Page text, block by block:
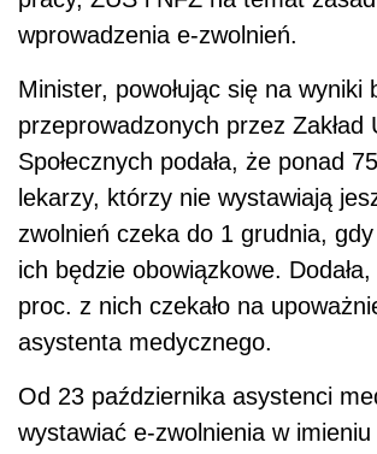
wprowadzenia e-zwolnień.
Minister, powołując się na wyniki
przeprowadzonych przez Zakład
Społecznych podała, że ponad
lekarzy, którzy nie wystawiają
zwolnień czeka do 1 grudnia,
ich będzie obowiązkowe.
proc. z nich czekało na
asystenta medycznego.
Od 23 października asystenci
wystawiać e-zwolnienia w